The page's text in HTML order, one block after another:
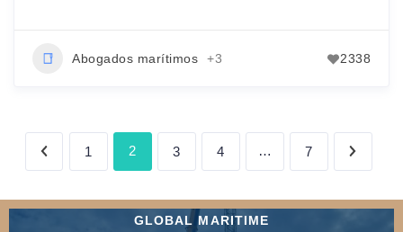
Abogados marítimos +3 2338
1 2 3 4 … 7
GLOBAL MARITIME